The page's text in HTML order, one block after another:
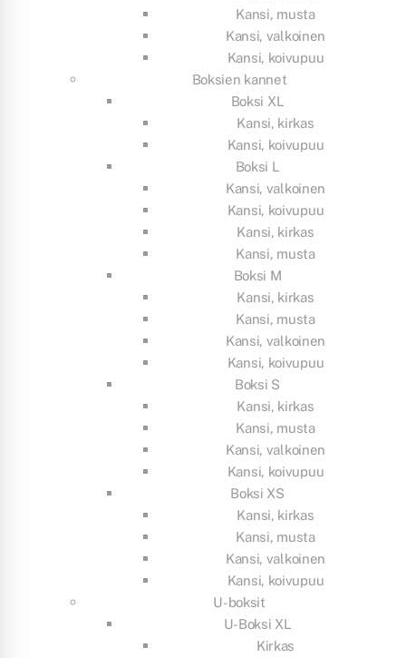
Kansi, musta
Kansi, valkoinen
Kansi, koivupuu
Boksien kannet
Boksi XL
Kansi, kirkas
Kansi, koivupuu
Boksi L
Kansi, valkoinen
Kansi, koivupuu
Kansi, kirkas
Kansi, musta
Boksi M
Kansi, kirkas
Kansi, musta
Kansi, valkoinen
Kansi, koivupuu
Boksi S
Kansi, kirkas
Kansi, musta
Kansi, valkoinen
Kansi, koivupuu
Boksi XS
Kansi, kirkas
Kansi, musta
Kansi, valkoinen
Kansi, koivupuu
U-boksit
U-Boksi XL
Kirkas